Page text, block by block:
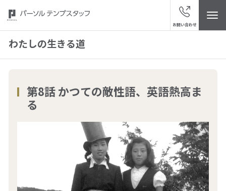
お問い合わせ
パーソルテンプスタッフについて
わたしの生きる道
第8話 かつての敵性語、英語熱高ま
る